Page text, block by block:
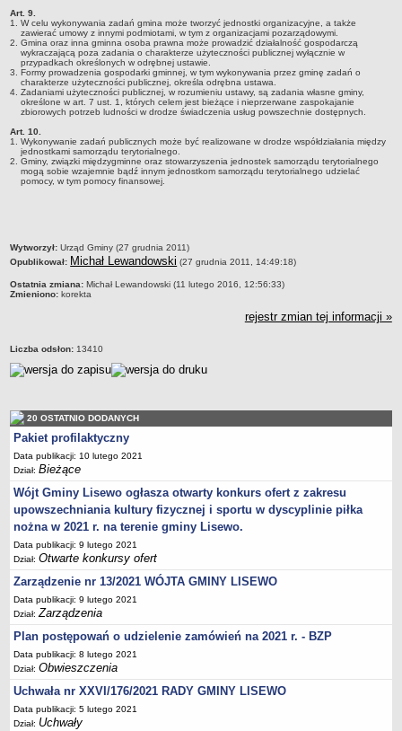
Wzory, druki
Wybory uzupełniające
GOSPODARKA ODPADAMI KOMUNALNYMI
Analiza stanu gospodarki odpadami komunalnymi
OŚWIATA
Sprawozdania
Podstawowa kwota dotacji dla przedszkoli
SPRAWY DO ZAŁATWIENIA
Urząd Stanu Cywilnego
Ewidencja ludności i dowody osobiste
Pomoc społeczna
Wsparcie dla rodzin z dziećmi
Zezwolenia na sprzedaż napojów alkoholowych
Gospodarka komunalna
Odpady komunalne
Wpis do RDR w zakresie odbioru odpadów komunalnych
Zezwolenie na odbiór nieczystości płynnych
Zbiorniki bezodpływowe oraz przydomowe oczyszczalnie ścieków
Podziały i rozgraniczenia
Zwrot podatku akcyzowego
Drogi i komunikacja
Zagospodarowanie przestrzenne
Pomoc materialna dla uczniów
Dofinansowanie pracodawcom kosztów kształcenia młodocianych
pracowników
Wynajem nieruchomości pod imprezy rozrywkowe
Art. 9.
1. W celu wykonywania zadań gmina może tworzyć jednostki organizacyjne, a także
zawierać umowy z innymi podmiotami, w tym z organizacjami pozarządowymi.
2. Gmina oraz inna gminna osoba prawna może prowadzić działalność gospodarczą
wykraczającą poza zadania o charakterze użyteczności publicznej wyłącznie w
przypadkach określonych w odrębnej ustawie.
3. Formy prowadzenia gospodarki gminnej, w tym wykonywania przez gminę zadań o
charakterze użyteczności publicznej, określa odrębna ustawa.
4. Zadaniami użyteczności publicznej, w rozumieniu ustawy, są zadania własne gminy,
określone w art. 7 ust. 1, których celem jest bieżące i nieprzerwane zaspokajanie
zbiorowych potrzeb ludności w drodze świadczenia usług powszechnie dostępnych.
Art. 10.
1. Wykonywanie zadań publicznych może być realizowane w drodze współdziałania między
jednostkami samorządu terytorialnego.
2. Gminy, związki międzygminne oraz stowarzyszenia jednostek samorządu terytorialnego
mogą sobie wzajemnie bądź innym jednostkom samorządu terytorialnego udzielać
pomocy, w tym pomocy finansowej.
metryczka
Wytworzył: Urząd Gminy (27 grudnia 2011)
Opublikował: Michał Lewandowski (27 grudnia 2011, 14:49:18)
Ostatnia zmiana: Michał Lewandowski (11 lutego 2016, 12:56:33)
Zmieniono: korekta
rejestr zmian tej informacji »
Liczba odsłon: 13410
20 OSTATNIO DODANYCH
Pakiet profilaktyczny
Data publikacji: 10 lutego 2021
Dział:Bieżące
Wójt Gminy Lisewo ogłasza otwarty konkurs ofert z zakresu
upowszechniania kultury fizycznej i sportu w dyscyplinie piłka
nożna w 2021 r. na terenie gminy Lisewo.
Data publikacji: 9 lutego 2021
Dział:Otwarte konkursy ofert
Zarządzenie nr 13/2021 WÓJTA GMINY LISEWO
Data publikacji: 9 lutego 2021
Dział:Zarządzenia
Plan postępowań o udzielenie zamówień na 2021 r. - BZP
Data publikacji: 8 lutego 2021
Dział:Obwieszczenia
Uchwała nr XXVI/176/2021 RADY GMINY LISEWO
Data publikacji: 5 lutego 2021
Dział: Uchwały